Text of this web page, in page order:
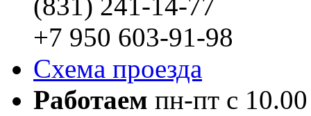
(831) 241-14-77
+7 950 603-91-98
Схема проезда
Работаем пн-пт с